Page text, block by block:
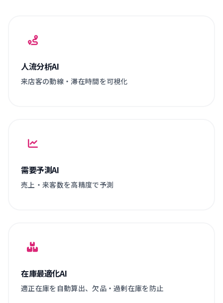
人流分析AI
来店客の動線・滞在時間を可視化
需要予測AI
売上・来客数を高精度で予測
在庫最適化AI
適正在庫を自動算出、欠品・過剰在庫を防止